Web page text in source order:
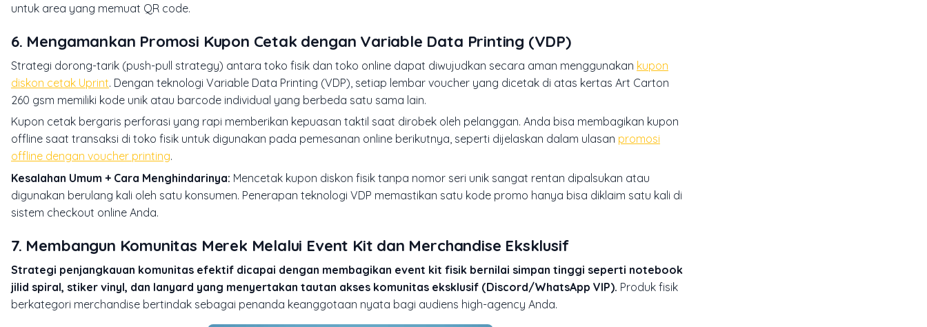
untuk area yang memuat QR code.
6. Mengamankan Promosi Kupon Cetak dengan Variable Data Printing (VDP)
Strategi dorong-tarik (push-pull strategy) antara toko fisik dan toko online dapat diwujudkan secara aman menggunakan kupon
diskon cetak Uprint. Dengan teknologi Variable Data Printing (VDP), setiap lembar voucher yang dicetak di atas kertas Art Carton
260 gsm memiliki kode unik atau barcode individual yang berbeda satu sama lain.
Kupon cetak bergaris perforasi yang rapi memberikan kepuasan taktil saat dirobek oleh pelanggan. Anda bisa membagikan kupon
offline saat transaksi di toko fisik untuk digunakan pada pemesanan online berikutnya, seperti dijelaskan dalam ulasan promosi
offline dengan voucher printing.
Kesalahan Umum + Cara Menghindarinya: Mencetak kupon diskon fisik tanpa nomor seri unik sangat rentan dipalsukan atau
digunakan berulang kali oleh satu konsumen. Penerapan teknologi VDP memastikan satu kode promo hanya bisa diklaim satu kali di
sistem checkout online Anda.
7. Membangun Komunitas Merek Melalui Event Kit dan Merchandise Eksklusif
Strategi penjangkauan komunitas efektif dicapai dengan membagikan event kit fisik bernilai simpan tinggi seperti notebook
jilid spiral, stiker vinyl, dan lanyard yang menyertakan tautan akses komunitas eksklusif (Discord/WhatsApp VIP). Produk fisik
berkategori merchandise bertindak sebagai penanda keanggotaan nyata bagi audiens high-agency Anda.